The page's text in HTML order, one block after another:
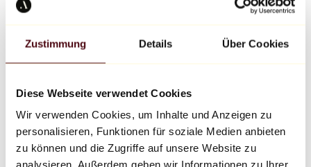
Zustimmung Details Über Cookies
Diese Webseite verwendet Cookies
Wir verwenden Cookies, um Inhalte und Anzeigen zu
personalisieren, Funktionen für soziale Medien anbieten
zu können und die Zugriffe auf unsere Website zu
analysieren. Außerdem geben wir Informationen zu Ihrer
Richard Orlinski
Keith Haring
Jeff Koons
Jean-Michel Basquiat
Alle Designer
Werk der Woche